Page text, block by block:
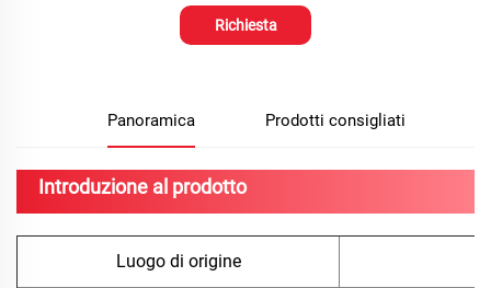
Richiesta
Panoramica Prodotti consigliati
Introduzione al prodotto
Luogo di origine